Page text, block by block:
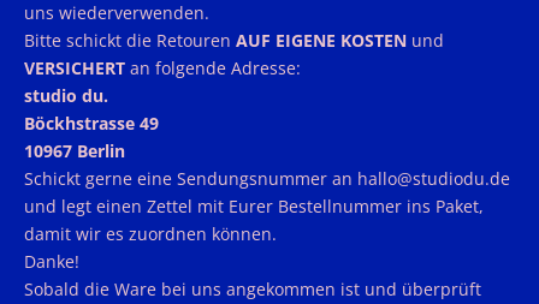
uns wiederverwenden.
Bitte schickt die Retouren AUF EIGENE KOSTEN und
VERSICHERT an folgende Adresse:
studio du.
Böckhstrasse 49
10967 Berlin
Schickt gerne eine Sendungsnummer an hallo@studiodu.de
und legt einen Zettel mit Eurer Bestellnummer ins Paket,
damit wir es zuordnen können.
Danke!
Sobald die Ware bei uns angekommen ist und überprüft